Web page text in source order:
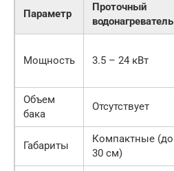
Параметр
Проточный
водонагреватель
Мощность 3.5 – 24 кВт
Объем
бака
Отсутствует
Габариты
Компактные (до
30 см)